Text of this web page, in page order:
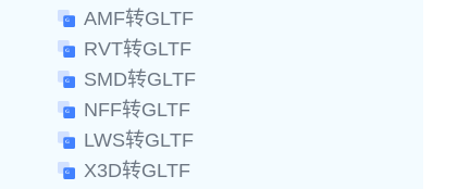
AMF转GLTF
RVT转GLTF
SMD转GLTF
NFF转GLTF
LWS转GLTF
X3D转GLTF